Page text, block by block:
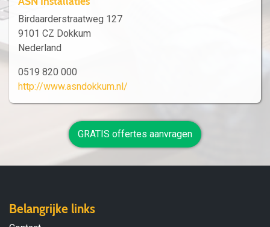
Birdaarderstraatweg 127
9101 CZ Dokkum
Nederland
0519 820 000
http://www.asndokkum.nl/
GRATIS offertes aanvragen
Belangrijke links